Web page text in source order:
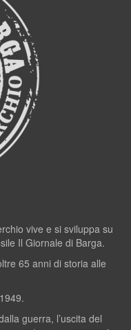
vive e si sviluppa su
Il Giornale di Barga.
65 anni di storia alle
guerra, l’uscita del